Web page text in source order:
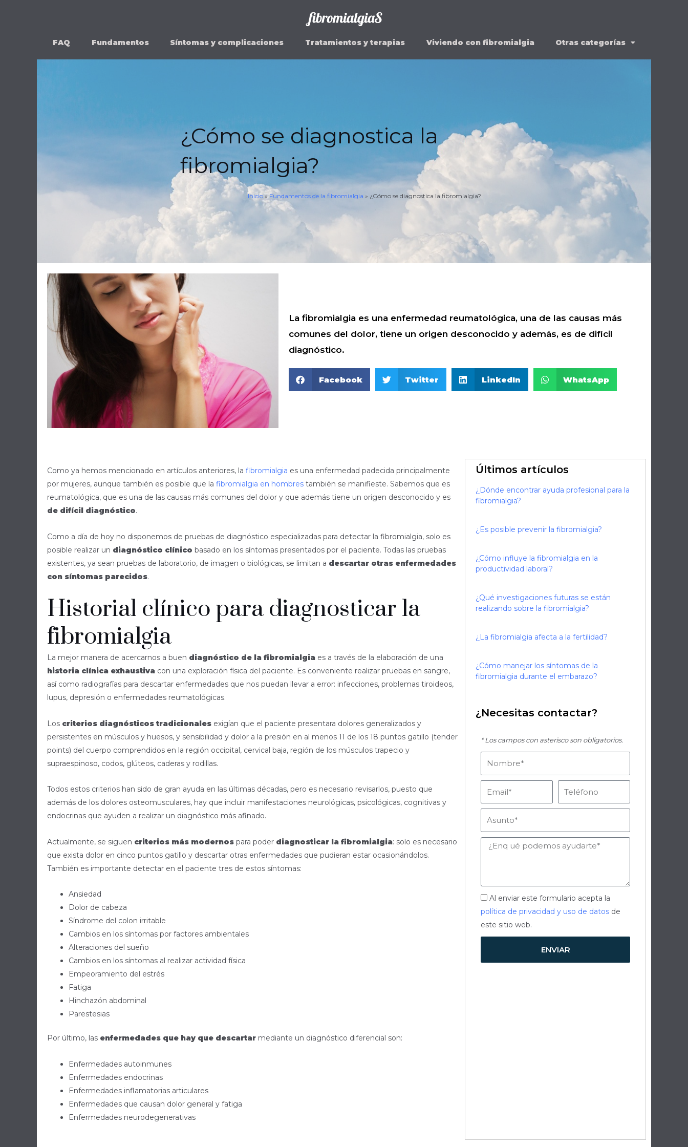
FAQ
Fundamentos Síntomas y complicaciones Tratamientos y terapias Viviendo con fibromialgia Otras categorías
¿Cómo se diagnostica la
fibromialgia?
Inicio»Fundamentos de la fibromialgia » ¿Cómo se diagnostica la fibromialgia?
La fibromialgia es una enfermedad reumatológica, una de las causas más
comunes del dolor, tiene un origen desconocido y además, es de difícil
diagnóstico.
Facebook Twitter LinkedIn WhatsApp
Como ya hemos mencionado en artículos anteriores, la fibromialgia es una enfermedad padecida principalmente
por mujeres, aunque también es posible que la fibromialgia en hombres también se manifieste. Sabemos que es
reumatológica, que es una de las causas más comunes del dolor y que además tiene un origen desconocido y es
de difícil diagnóstico.
Como a día de hoy no disponemos de pruebas de diagnóstico especializadas para detectar la fibromialgia, solo es
posible realizar un diagnóstico clínico basado en los síntomas presentados por el paciente. Todas las pruebas
existentes, ya sean pruebas de laboratorio, de imagen o biológicas, se limitan a descartar otras enfermedades
con síntomas parecidos.
Historial clínico para diagnosticar la
fibromialgia
La mejor manera de acercarnos a buen diagnóstico de la fibromialgia es a través de la elaboración de una
historia clínica exhaustiva con una exploración física del paciente. Es conveniente realizar pruebas en sangre,
así como radiografías para descartar enfermedades que nos puedan llevar a error: infecciones, problemas tiroideos,
lupus, depresión o enfermedades reumatológicas.
Los criterios diagnósticos tradicionales exigían que el paciente presentara dolores generalizados y
persistentes en músculos y huesos, y sensibilidad y dolor a la presión en al menos 11 de los 18 puntos gatillo (tender
points) del cuerpo comprendidos en la región occipital, cervical baja, región de los músculos trapecio y
supraespinoso, codos, glúteos, caderas y rodillas.
Todos estos criterios han sido de gran ayuda en las últimas décadas, pero es necesario revisarlos, puesto que
además de los dolores osteomusculares, hay que incluir manifestaciones neurológicas, psicológicas, cognitivas y
endocrinas que ayuden a realizar un diagnóstico más afinado.
Actualmente, se siguen criterios más modernos para poder diagnosticar la fibromialgia: solo es necesario
que exista dolor en cinco puntos gatillo y descartar otras enfermedades que pudieran estar ocasionándolos.
También es importante detectar en el paciente tres de estos síntomas:
Ansiedad
Dolor de cabeza
Síndrome del colon irritable
Cambios en los síntomas por factores ambientales
Alteraciones del sueño
Cambios en los síntomas al realizar actividad física
Empeoramiento del estrés
Fatiga
Hinchazón abdominal
Parestesias
Por último, las enfermedades que hay que descartar mediante un diagnóstico diferencial son:
Enfermedades autoinmunes
Enfermedades endocrinas
Enfermedades inflamatorias articulares
Enfermedades que causan dolor general y fatiga
Enfermedades neurodegenerativas
Últimos artículos
¿Dónde encontrar ayuda profesional para la
fibromialgia?
¿Es posible prevenir la fibromialgia?
¿Cómo influye la fibromialgia en la
productividad laboral?
¿Qué investigaciones futuras se están
realizando sobre la fibromialgia?
¿La fibromialgia afecta a la fertilidad?
¿Cómo manejar los síntomas de la
fibromialgia durante el embarazo?
¿Necesitas contactar?
* Los campos con asterisco son obligatorios.
Mensaje
Aceptación
Al enviar este formulario acepta la
política de privacidad y uso de datos de
este sitio web.
ENVIAR